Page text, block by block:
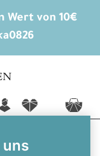
Wert von 10€
f c